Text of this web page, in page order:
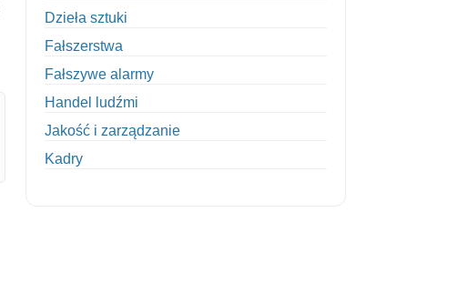
Dzieła sztuki
Fałszerstwa
Fałszywe alarmy
Handel ludźmi
Jakość i zarządzanie
Kadry